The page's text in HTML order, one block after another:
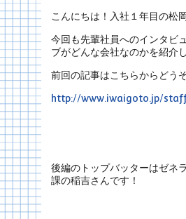
こんにちは！入社１年目の松
今回も先輩社員へのインタビ
ブがどんな会社なのかを紹介
前回の記事はこちらからどう
http://www.iwaigoto.jp/
後編のトップバッターはゼネ
課の稲吉さんです！